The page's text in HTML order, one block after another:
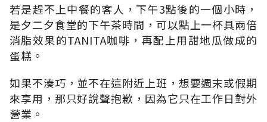
若是趕不上中餐的客人，下午3點後的一個小時，
是夕二夕食堂的下午茶時間，可以點上一杯具兩倍
消脂效果的TANITA咖啡，再配上用甜地瓜做成的
蛋糕。
如果不湊巧，並不在這附近上班，想要週末或假期
來享用，那只好說聲抱歉，因為它只在工作日對外
營業。